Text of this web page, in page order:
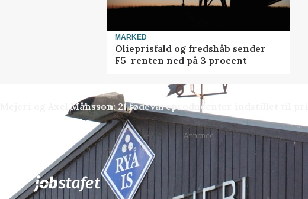
MARKED
Olieprisfald og fredshåb sender
F5-renten ned på 3 procent
og Axel Månsson: 21 fødevareproducenter indstillet til pris
Annonce
med 77ledige stillinger